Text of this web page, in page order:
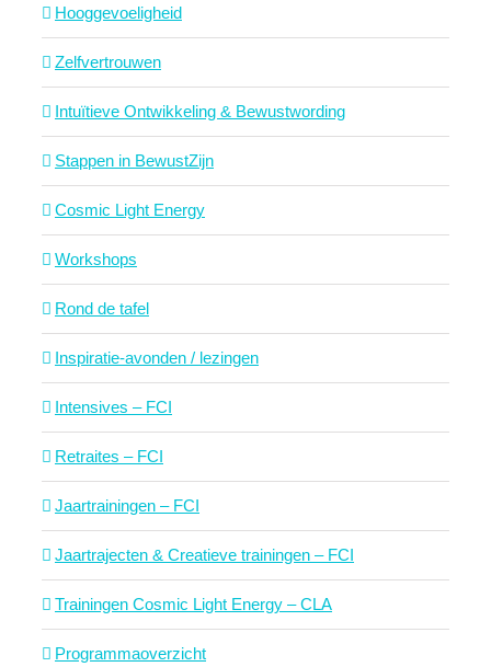
Hooggevoeligheid
Zelfvertrouwen
Intuïtieve Ontwikkeling & Bewustwording
Stappen in BewustZijn
Cosmic Light Energy
Workshops
Rond de tafel
Inspiratie-avonden / lezingen
Intensives – FCI
Retraites – FCI
Jaartrainingen – FCI
Jaartrajecten & Creatieve trainingen – FCI
Trainingen Cosmic Light Energy – CLA
Programmaoverzicht